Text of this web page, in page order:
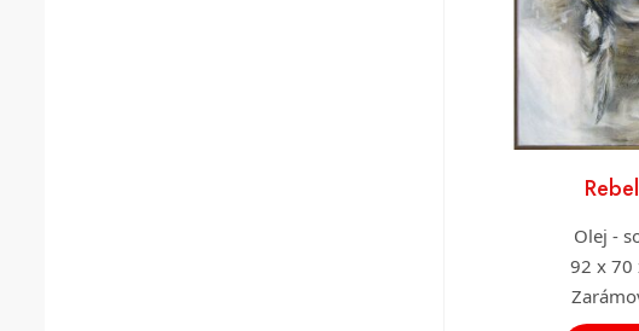
Olej -
92 x 70